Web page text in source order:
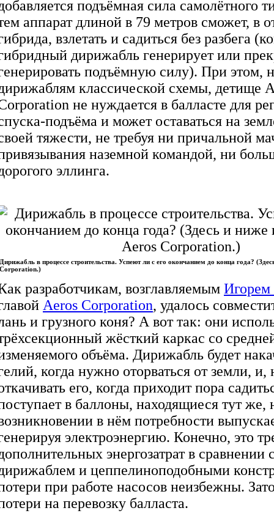
подъёмная сила самолётного
аппарат длиной в 79 метров сможет, в
взлетать и садиться без разбега
дирижабль генерирует или
подъёмную силу). При этом,
классической схемы, детище
не нуждается в балласте для
подъёма и может оставаться на
тяжести, не требуя ни причальной
наземной командой, ни
эллинга.
Дирижабль в процессе строительства. Успеют ли с его окончанием до конца года?
Corporation.)
разработчикам, возглавляемым Игорем
Aeros Corporation, удалось
и грузного коня? А вот так: они
жёсткий каркас со
объёма. Дирижабль будет
когда нужно оторваться от земли, и,
его, когда приходит пора
в баллоны, находящиеся тут же,
в нём потребности
электроэнергию. Конечно, это
энергозатрат в
и цеппелиноподобными
при работе насосов неизбежны.
на перевозку балласта.